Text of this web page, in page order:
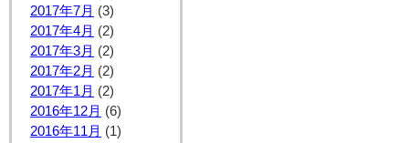
2017年7月 (3)
2017年4月 (2)
2017年3月 (2)
2017年2月 (2)
2017年1月 (2)
2016年12月 (6)
2016年11月 (1)